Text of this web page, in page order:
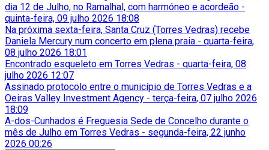
dia 12 de Julho, no Ramalhal, com harmóneo e acordeão -
quinta-feira, 09 julho 2026 18:08
Na próxima sexta-feira, Santa Cruz (Torres Vedras) recebe
Daniela Mercury num concerto em plena praia - quarta-feira,
08 julho 2026 18:01
Encontrado esqueleto em Torres Vedras - quarta-feira, 08
julho 2026 12:07
Assinado protocolo entre o município de Torres Vedras e a
Oeiras Valley Investment Agency - terça-feira, 07 julho 2026
18:09
A-dos-Cunhados é Freguesia Sede de Concelho durante o
mês de Julho em Torres Vedras - segunda-feira, 22 junho
2026 00:26